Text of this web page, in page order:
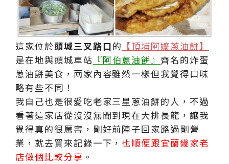
這家位於頭城三叉路口的 【頂埔阿嬤蔥油餅】
是在地與頭城車站 『阿伯蔥油餅』齊名的炸蛋
蔥油餅美食，兩家內容雖然一樣但我覺得口味
略有些不同！
我自己也是很愛吃老家三星蔥油餅的人，不過
看著這家店從沒沒無聞到現在大排長龍，讓我
覺得真的很厲害，剛好前陣子回家路過剛營
業，就去買來記錄一下，也順便跟宜蘭幾家老
店做個比較分享 。